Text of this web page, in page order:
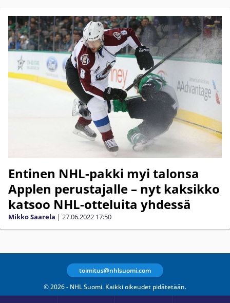
Entinen NHL-pakki myi talonsa
Applen perustajalle – nyt kaksikko
katsoo NHL-otteluita yhdessä
Mikko Saarela | 27.06.2022 17:50
© 2026 - NHL Suomi. Kaikki oikeudet pidätetään.
toimitus@nhlsuomi.com